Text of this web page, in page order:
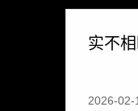
实不
2026-02-